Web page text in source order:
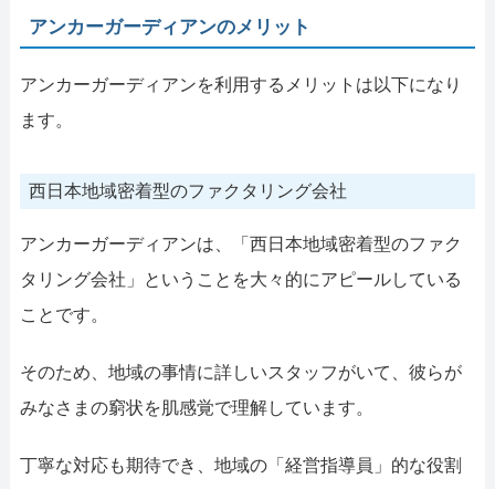
アンカーガーディアンのメリット
アンカーガーディアンを利用するメリットは以下になり
ます。
西日本地域密着型のファクタリング会社
アンカーガーディアンは、「西日本地域密着型のファク
タリング会社」ということを大々的にアピールしている
ことです。
そのため、地域の事情に詳しいスタッフがいて、彼らが
みなさまの窮状を肌感覚で理解しています。
丁寧な対応も期待でき、地域の「経営指導員」的な役割